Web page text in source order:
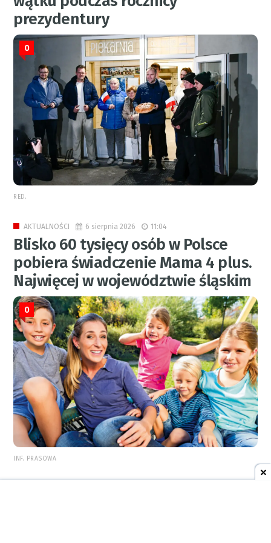
prezydentury
0
RED.
AKTUALNOŚCI 6 sierpnia 2026 11:04
Blisko 60 tysięcy osób w Polsce
pobiera świadczenie Mama 4 plus.
Najwięcej w województwie śląskim
0
INF. PRASOWA